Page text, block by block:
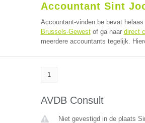
Accountant Sint
Accountant-vinden.be bevat helaas
Brussels-Gewestof ga naar direct
meerdere accountants tegelijk.
1
AVDB Consult
Niet gevestigd in de plaats